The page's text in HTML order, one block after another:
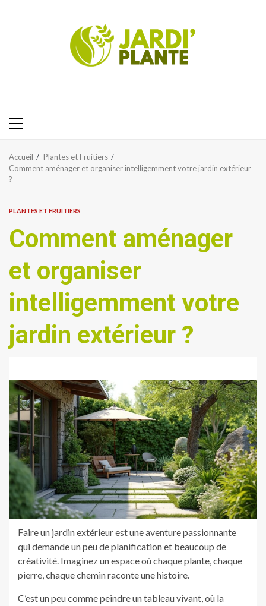
Menu
Accueil
Plantes et Fruitiers
Comment aménager et organiser intelligemment votre jardin extérieur
?
PLANTES ET FRUITIERS
Comment aménager
et organiser
intelligemment votre
jardin extérieur ?
Faire un jardin extérieur est une aventure passionnante
qui demande un peu de planification et beaucoup de
créativité. Imaginez un espace où chaque plante, chaque
pierre, chaque chemin raconte une histoire.
C’est un peu comme peindre un tableau vivant, où la